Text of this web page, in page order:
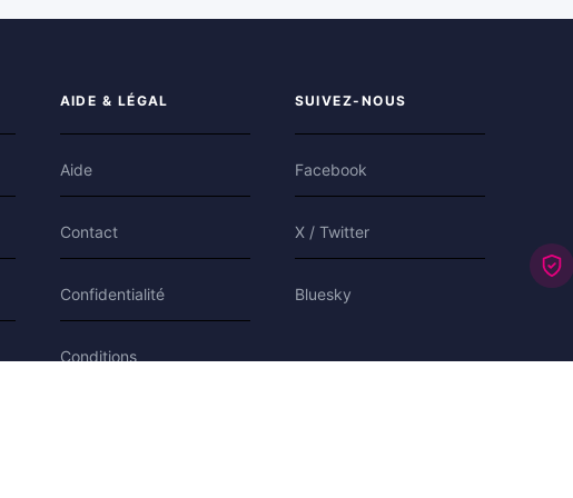
AIDE & LÉGAL
Aide
Contact
Confidentialité
Conditions
SUIVEZ-NOUS
Facebook
X / Twitter
Bluesky